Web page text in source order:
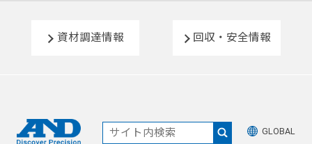
資材調達情報 回収・安全情報
GLOBAL